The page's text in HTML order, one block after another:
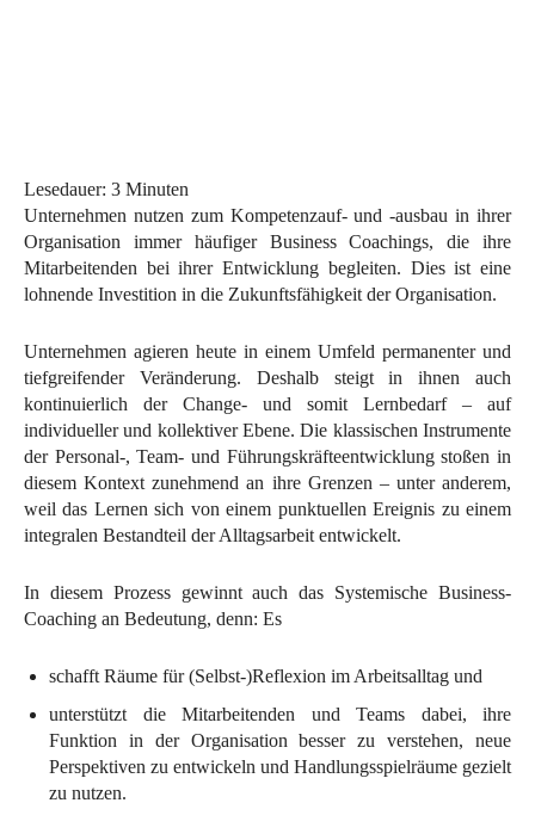
Lesedauer: 3 Minuten
Unternehmen nutzen zum Kompetenzauf- und -ausbau in ihrer
Organisation immer häufiger Business Coachings, die ihre
Mitarbeitenden bei ihrer Entwicklung begleiten. Dies ist eine
lohnende Investition in die Zukunftsfähigkeit der Organisation.
Unternehmen agieren heute in einem Umfeld permanenter und
tiefgreifender Veränderung. Deshalb steigt in ihnen auch
kontinuierlich der Change- und somit Lernbedarf – auf
individueller und kollektiver Ebene. Die klassischen Instrumente
der Personal-, Team- und Führungskräfteentwicklung stoßen in
diesem Kontext zunehmend an ihre Grenzen – unter anderem,
weil das Lernen sich von einem punktuellen Ereignis zu einem
integralen Bestandteil der Alltagsarbeit entwickelt.
In diesem Prozess gewinnt auch das Systemische Business-
Coaching an Bedeutung, denn: Es
schafft Räume für (Selbst-)Reflexion im Arbeitsalltag und
unterstützt die Mitarbeitenden und Teams dabei, ihre
Funktion in der Organisation besser zu verstehen, neue
Perspektiven zu entwickeln und Handlungsspielräume gezielt
zu nutzen.